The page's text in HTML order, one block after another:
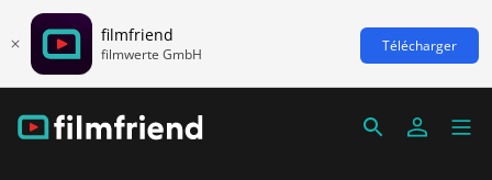
filmfriend
filmwerte GmbH Télécharger